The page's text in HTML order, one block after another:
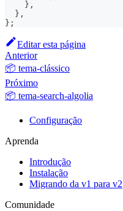
} ,
} ,
} ;
Editar esta página
Anterior
📦 tema-clássico
Próximo
📦 tema-search-algolia
Configuração
Aprenda
Introdução
Instalação
Migrando da v1 para v2
Comunidade